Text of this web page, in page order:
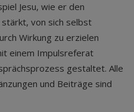
Jesu, wie er den
von sich selbst
Wirkung zu erzielen
einem Impulsreferat
gestaltet. Alle
und Beiträge sind